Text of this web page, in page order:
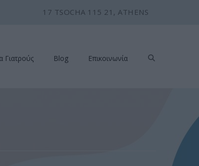
17 TSOCHA 115 21, ATHENS
Γιατρούς Blog Επικοινωνία